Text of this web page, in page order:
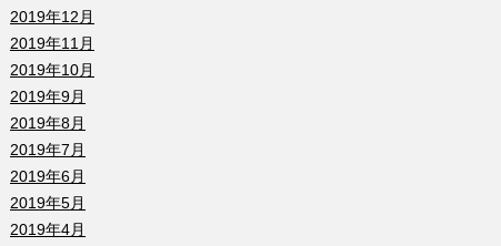
2019年12月
2019年11月
2019年10月
2019年9月
2019年8月
2019年7月
2019年6月
2019年5月
2019年4月